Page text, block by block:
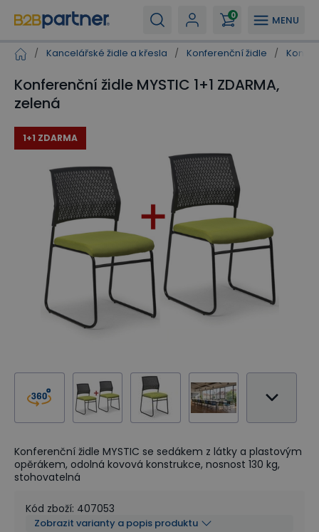
MENU
0
/ Kancelářské židle a křesla / Konferenční židle /
Konferenční židle MYSTIC 1+1 ZDARMA,
zelená
1+1 ZDARMA
Konferenční židle MYSTIC se sedákem z látky a plastovým
opěrákem, odolná kovová konstrukce, nosnost 130 kg,
stohovatelná
Kód zboží: 407053
Zobrazit varianty a popis produktu